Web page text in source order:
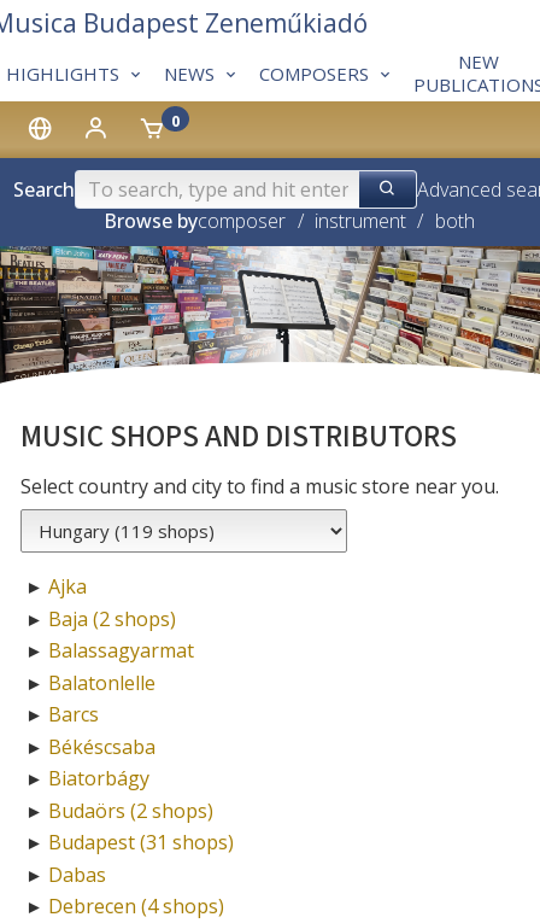
0
HIGHLIGHTS NEWS COMPOSERS
NEW
Budapest Zeneműkiadó
Search
Advanced
Browse bycomposer / instrument / both
MUSIC SHOPS AND DISTRIBUTORS
Select country and city to find a music store near you.
► Ajka
► Baja (2 shops)
► Balassagyarmat
► Balatonlelle
► Barcs
► Békéscsaba
► Biatorbágy
► Budaörs (2 shops)
► Budapest (31 shops)
► Dabas
► Debrecen (4 shops)